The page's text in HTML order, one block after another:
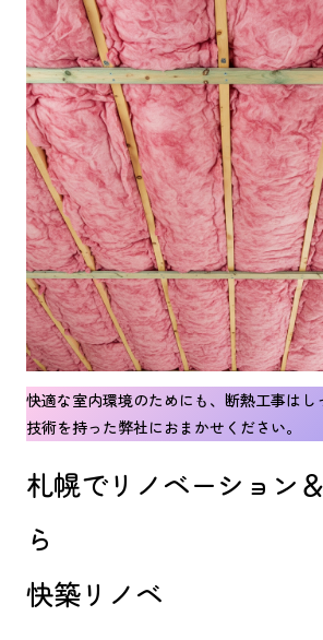
快適な室内環境のためにも、断熱工事はし
技術を持った弊社におまかせください。
札幌でリノベーション
ら
快築リノベ